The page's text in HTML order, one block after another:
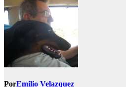
PorEmilio Velazquez